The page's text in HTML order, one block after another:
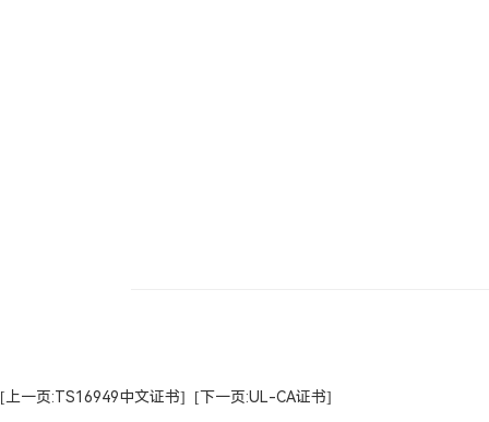
[上一页:TS16949中文证书] [下一页:UL-CA证书]